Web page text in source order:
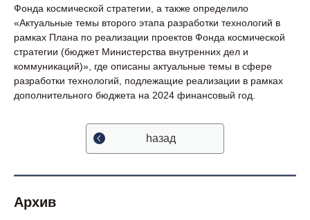
Фонда космической стратегии, а также определило
«Актуальные темы второго этапа разработки технологий в
рамках Плана по реализации проектов Фонда космической
стратегии (бюджет Министерства внутренних дел и
коммуникаций)», где описаны актуальные темы в сфере
разработки технологий, подлежащие реализации в рамках
дополнительного бюджета на 2024 финансовый год.
hазад
Архив